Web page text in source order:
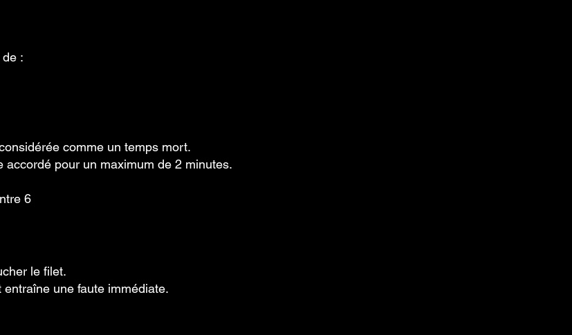
:
comme un temps mort.
accordé pour un maximum de 2 minutes.
6
le filet.
une faute immédiate.